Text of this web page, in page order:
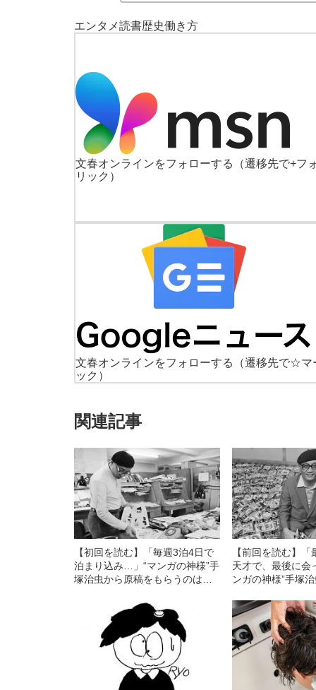
「90%は失敗する。でも…」本田圭佑が初
エンタメ読書歴史働き方
文春オンラインをフォローする
（遷移先で+フ
リック）
文春オンラインをフォローする
（遷移先で☆マ
ック）
関連記事
【初回を読む】「毎週3泊4日で
泊まり込み…」“マンガの神様”手
塚治虫から原稿をもらうのはど
【前回を読む】
天才で、最後に会
ンガの神様”手塚